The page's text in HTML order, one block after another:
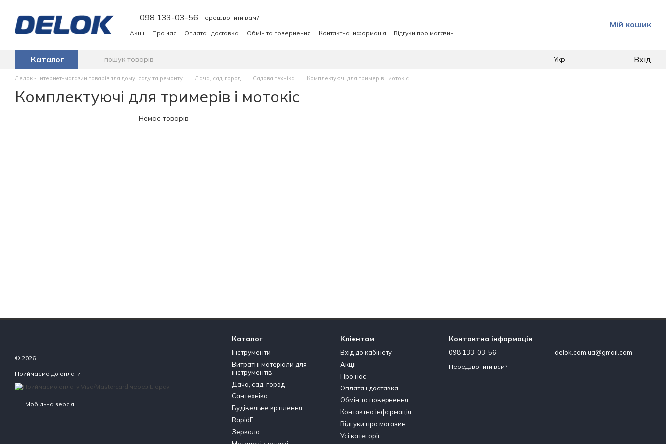
098 133-03-56 Передзвонити вам?
Акції Про нас Оплата і доставка Обмін та повернення Контактна інформація Відгуки про магазин
Мій кошик
Каталог Укр Вхід
Делок - інтернет-магазин товарів для дому, саду та ремонту Дача, сад, город Садова техніка Комплектуючі для тримерів і мотокіс
Комплектуючі для тримерів і мотокіс
Немає товарів
© 2026
Приймаємо до оплати
Мобільна версія
Каталог
Інструменти
Витратні матеріали для
інструментів
Дача, сад, город
Сантехніка
Будівельне кріплення
RapidE
Зеркала
Клієнтам
Вхід до кабінету
Акції
Про нас
Оплата і доставка
Обмін та повернення
Контактна інформація
Відгуки про магазин
Усі категорії
Контактна інформація
098 133-03-56
Передзвонити вам?
delok.com.ua@gmail.com